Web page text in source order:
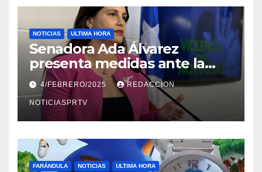
NOTICIAS ULTIMA HORA
Senadora Ada Álvarez
presenta medidas ante la
violencia en el noviazgo
4/FEBRERO/2025 REDACCION
NOTICIASPRTV
FARÁNDULA NOTICIAS ULTIMA HORA